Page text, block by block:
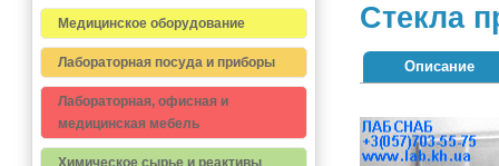
Стекла
Описание
Медицинское оборудование
Лабораторная посуда и приборы
Лабораторная, офисная и
медицинская мебель
Химическое сырье и реактивы